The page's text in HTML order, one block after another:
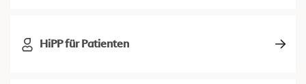
HiPP für Patienten